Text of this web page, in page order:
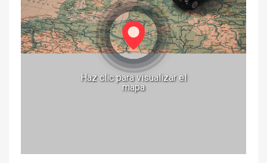
Haz clic para visualizar el
mapa